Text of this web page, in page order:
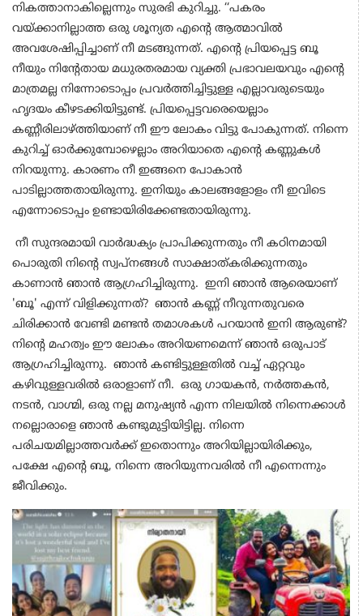
നികത്താനാകില്ലെന്നും സുരഭി കുറിച്ചു. ‘‘പകരം
വയ്ക്കാനില്ലാത്ത ഒരു ശൂന്യത എന്റെ ആത്മാവിൽ
അവശേഷിപ്പിച്ചാണ് നീ മടങ്ങുന്നത്. എന്റെ പ്രിയപ്പെട്ട ബൂ
നീയും നിന്റേതായ മധുരതരമായ വ്യക്തി പ്രഭാവലയവും എന്റെ
മാത്രമല്ല നിന്നോടൊപ്പം പ്രവർത്തിച്ചിട്ടുള്ള എല്ലാവരുടെയും
ഹൃദയം കീഴടക്കിയിട്ടുണ്ട്. പ്രിയപ്പെട്ടവരെയെല്ലാം
കണ്ണീരിലാഴ്ത്തിയാണ് നീ ഈ ലോകം വിട്ടു പോകുന്നത്. നിന്നെ
കുറിച്ച് ഓർക്കുമ്പോഴെല്ലാം അറിയാതെ എന്റെ കണ്ണുകൾ
നിറയുന്നു. കാരണം നീ ഇങ്ങനെ പോകാൻ
പാടില്ലാത്തതായിരുന്നു. ഇനിയും കാലങ്ങളോളം നീ ഇവിടെ
എന്നോടൊപ്പം ഉണ്ടായിരിക്കേണ്ടതായിരുന്നു.
നീ സുന്ദരമായി വാർദ്ധക്യം പ്രാപിക്കുന്നതും നീ കഠിനമായി
പൊരുതി നിന്റെ സ്വപ്നങ്ങൾ സാക്ഷാത്കരിക്കുന്നതും
കാണാൻ ഞാൻ ആഗ്രഹിച്ചിരുന്നു. ഇനി ഞാൻ ആരെയാണ്
'ബൂ' എന്ന് വിളിക്കുന്നത്? ഞാൻ കണ്ണ് നീറുന്നതുവരെ
ചിരിക്കാൻ വേണ്ടി മണ്ടൻ തമാശകൾ പറയാൻ ഇനി ആരുണ്ട്?
നിന്റെ മഹത്വം ഈ ലോകം അറിയണമെന്ന് ഞാൻ ഒരുപാട്
ആഗ്രഹിച്ചിരുന്നു. ഞാൻ കണ്ടിട്ടുള്ളതിൽ വച്ച് ഏറ്റവും
കഴിവുള്ളവരിൽ ഒരാളാണ് നീ. ഒരു ഗായകൻ, നർത്തകൻ,
നടൻ, വാഗ്മി, ഒരു നല്ല മനുഷ്യൻ എന്ന നിലയിൽ നിന്നെക്കാൾ
നല്ലൊരാളെ ഞാൻ കണ്ടുമുട്ടിയിട്ടില്ല. നിന്നെ
പരിചയമില്ലാത്തവർക്ക് ഇതൊന്നും അറിയില്ലായിരിക്കും,
പക്ഷേ എന്റെ ബൂ, നിന്നെ അറിയുന്നവരിൽ നീ എന്നെന്നും
ജീവിക്കും.